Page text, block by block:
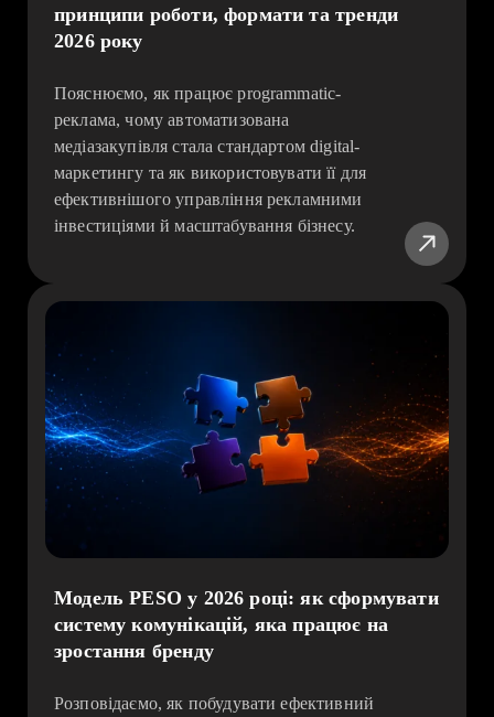
принципи роботи, формати та тренди
2026 року
Пояснюємо, як працює programmatic-
реклама, чому автоматизована
медіазакупівля стала стандартом digital-
маркетингу та як використовувати її для
ефективнішого управління рекламними
інвестиціями й масштабування бізнесу.
Модель PESO у 2026 році: як сформувати
систему комунікацій, яка працює на
зростання бренду
Розповідаємо, як побудувати ефективний